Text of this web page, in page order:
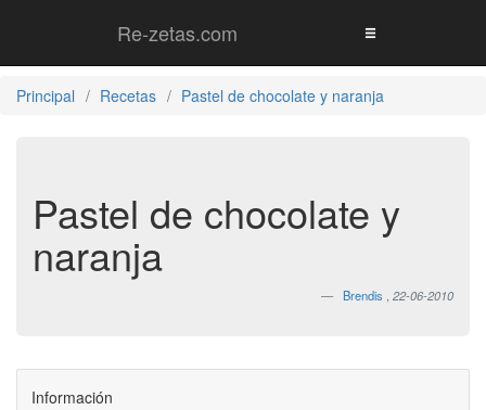
Re-zetas.com
Principal Recetas Pastel de chocolate y naranja
Pastel de chocolate y
naranja
Brendis 22-06-2010
Información